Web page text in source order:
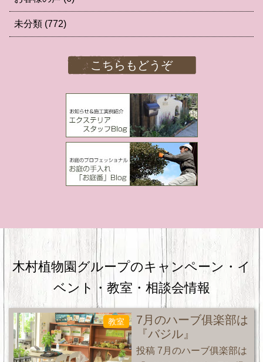
未分類 (772)
こちらもどうぞ
木村植物園グループのキャンペーン・ イ
ベント・教室・相談会情報
教室
7月のハーブ俱楽部は
『バジル』
投稿 7月のハーブ俱楽部は